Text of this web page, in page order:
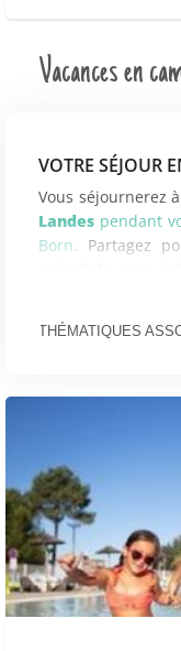
Vacances en
VOTRE SÉJOUR
Vous séjournerez
Landes pendant
Born. Partagez
détendre au
découvrir les
canoë, vous
Pendant votre
Parentis
, vous
possibles autour
ligne, le lac abrite
des carpes et
truiteest une
pourrez vous
THÉMATIQUES